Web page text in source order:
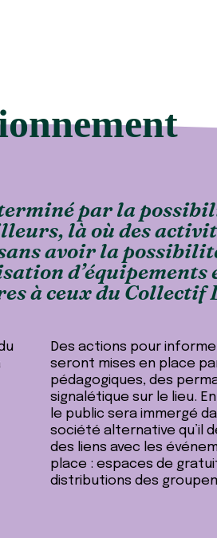
par la
là où des
avoir la
d’équipements
à ceux du Collectif
Des actions pour
seront mises en place
pédagogiques, des
signalétique sur le lieu.
le public sera immergé
société alternative qu’il
des liens avec les
place : espaces de
distributions des